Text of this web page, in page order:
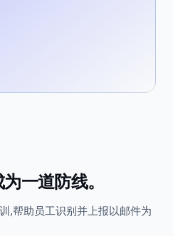
一道防线。
,帮助员工识别并上报以邮件为